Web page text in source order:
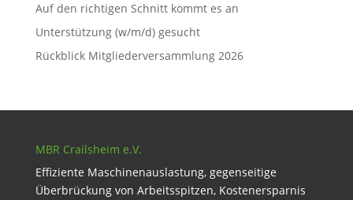
Auf den richtigen Schnitt kommt es an
Unterstützung (w/m/d) gesucht
Rückblick Mitgliederversammlung 2026
MBR Crailsheim e.V.
Effiziente Maschinenauslastung, gegenseitige
Überbrückung von Arbeitsspitzen, Kostenersparnis